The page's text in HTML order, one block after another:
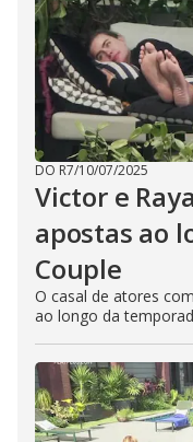
DO R7/10/07/2025
Victor e
apostas ao
Couple
O casal de atores
ao longo da